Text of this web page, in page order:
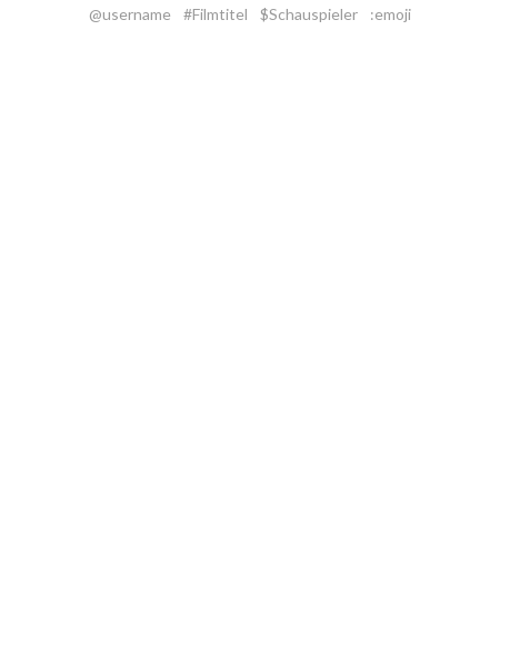
@username #Filmtitel $Schauspieler :emoji